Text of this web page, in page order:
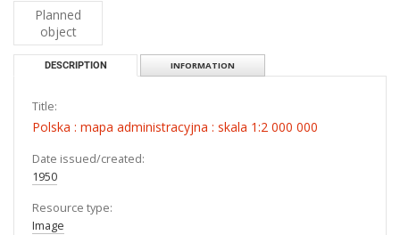
Planned
object
DESCRIPTION INFORMATION
Title:
Polska : mapa administracyjna : skala 1:2 000 000
Date issued/created:
1950
Resource type:
Image